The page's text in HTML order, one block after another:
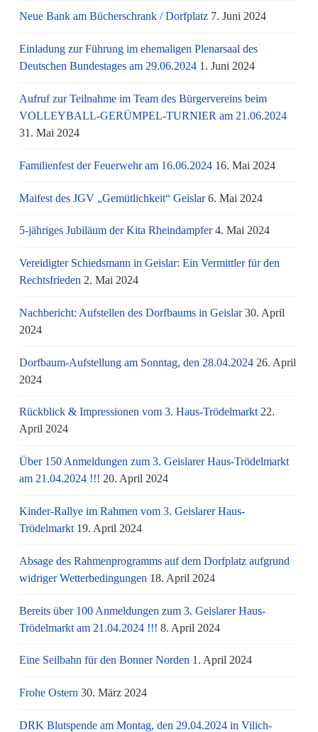
Neue Bank am Bücherschrank / Dorfplatz 7. Juni 2024
Einladung zur Führung im ehemaligen Plenarsaal des
Deutschen Bundestages am 29.06.2024 1. Juni 2024
Aufruf zur Teilnahme im Team des Bürgervereins beim
VOLLEYBALL-GERÜMPEL-TURNIER am 21.06.2024
31. Mai 2024
Familienfest der Feuerwehr am 16.06.2024 16. Mai 2024
Maifest des JGV „Gemütlichkeit“ Geislar 6. Mai 2024
5-jähriges Jubiläum der Kita Rheindampfer 4. Mai 2024
Vereidigter Schiedsmann in Geislar: Ein Vermittler für den
Rechtsfrieden 2. Mai 2024
Nachbericht: Aufstellen des Dorfbaums in Geislar 30. April
2024
Dorfbaum-Aufstellung am Sonntag, den 28.04.2024 26. April
2024
Rückblick & Impressionen vom 3. Haus-Trödelmarkt 22.
April 2024
Über 150 Anmeldungen zum 3. Geislarer Haus-Trödelmarkt
am 21.04.2024 !!! 20. April 2024
Kinder-Rallye im Rahmen vom 3. Geislarer Haus-
Trödelmarkt 19. April 2024
Absage des Rahmenprogramms auf dem Dorfplatz aufgrund
widriger Wetterbedingungen 18. April 2024
Bereits über 100 Anmeldungen zum 3. Geislarer Haus-
Trödelmarkt am 21.04.2024 !!! 8. April 2024
Eine Seilbahn für den Bonner Norden 1. April 2024
Frohe Ostern 30. März 2024
DRK Blutspende am Montag, den 29.04.2024 in Vilich-